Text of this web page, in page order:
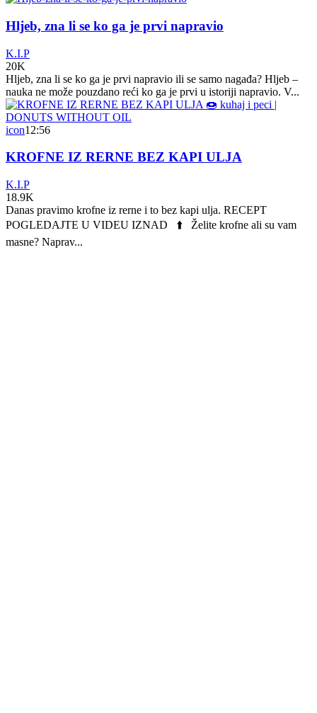
Hljeb, zna li se ko ga je prvi napravio
K.I.P
20K
Hljeb, zna li se ko ga je prvi napravio ili se samo nagađa? Hljeb –
nauka ne može pouzdano reći ko ga je prvi u istoriji napravio. V...
icon12:56
KROFNE IZ RERNE BEZ KAPI ULJA
K.I.P
18.9K
Danas pravimo krofne iz rerne i to bez kapi ulja. RECEPT
POGLEDAJTE U VIDEU IZNAD ⬆️ Želite krofne ali su vam
masne? Naprav...